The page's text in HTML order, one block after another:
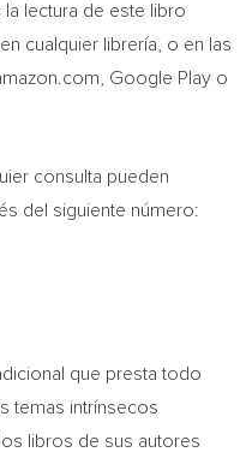
lectura de este libro
en cualquier librería, o en las
Google Play o
consulta pueden
del siguiente número:
que presta todo
temas intrínsecos
libros de sus autores